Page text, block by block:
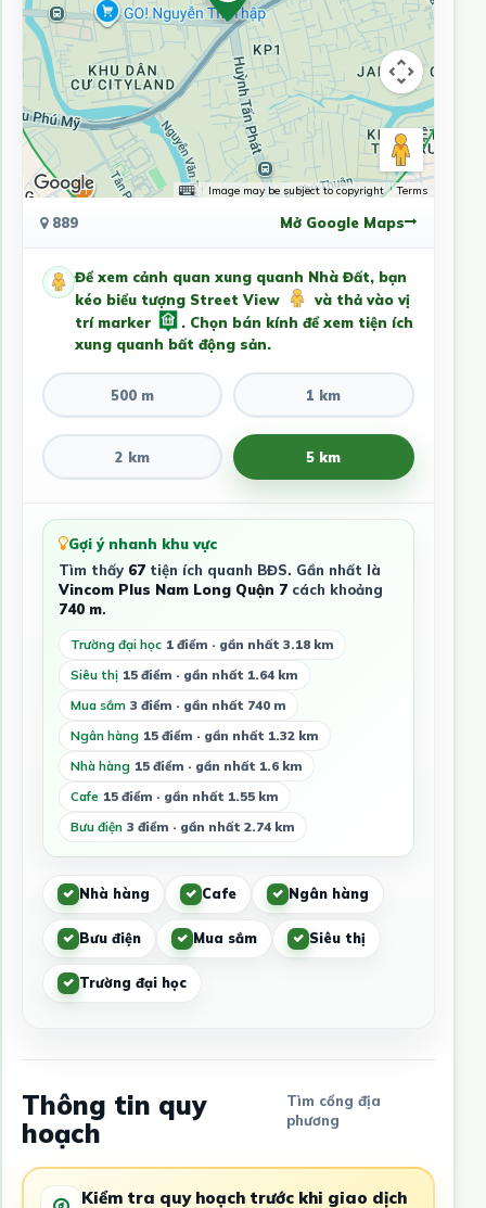
Image may be subject to copyright Terms
889 Mở Google Maps
Để xem cảnh quan xung quanh Nhà Đất, bạn
kéo biểu tượng Street View
và thả vào vị
trí marker
. Chọn bán kính để xem tiện ích
xung quanh bất động sản.
500 m 1 km
2 km 5 km
Gợi ý nhanh khu vực
Tìm thấy 67tiện ích quanh BĐS. Gần nhất là
Vincom Plus Nam Long Quận 7cách khoảng
740 m.
Trường đại học 1 điểm · gần nhất 3.18 km
Siêu thị 15 điểm · gần nhất 1.64 km
Mua sắm 3 điểm · gần nhất 740 m
Ngân hàng 15 điểm · gần nhất 1.32 km
Nhà hàng 15 điểm · gần nhất 1.6 km
Cafe 15 điểm · gần nhất 1.55 km
Bưu điện 3 điểm · gần nhất 2.74 km
Nhà hàng Cafe Ngân hàng
Bưu điện Mua sắm Siêu thị
Trường đại học
Thông tin quy
hoạch
Tìm cổng địa
phương
Kiểm tra quy hoạch trước khi giao dịch